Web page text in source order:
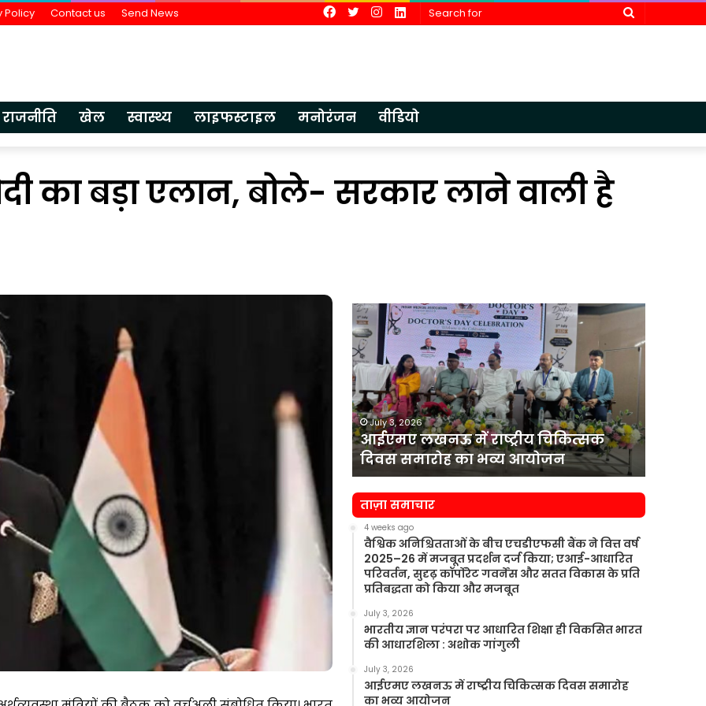
Policy Contact us Send News
Search
LinkedIn
Instagram
Twitter
Facebook
राजनीति खेल स्वास्थ्य लाइफस्टाइल मनोरंजन वीडियो
का बड़ा एलान, बोले- सरकार लाने वाली है
विकसित
आधारशिला
:
अशोक
गांगुली
July 3, 2026
भारतीय ज्ञान परंपरा पर आधारित शिक्षा ही
विकसित भारत की आधारशिला : अशोक
गांगुली
आईएमए
लखनऊ
में
राष्ट्रीय
चिकित्सक
दिवस
समारोह
का
भव्य
आयोजन
July 3, 2026
आईएमए लखनऊ में राष्ट्रीय चिकित्सक
दिवस समारोह का भव्य आयोजन
एचडीएफसी
पूर्व
को
पार्ट-
चेयरमैन
नियुक्त
किया
ताज़ा समाचार
4 weeks ago
वैश्विक अनिश्चितताओं के बीच एचडीएफसी बैंक ने वित्त वर्ष
2025–26 में मजबूत प्रदर्शन दर्ज किया; एआई-आधारित
परिवर्तन, सुदृढ़ कॉर्पोरेट गवर्नेंस और सतत विकास के प्रति
प्रतिबद्धता को किया और मजबूत
July 3, 2026
भारतीय ज्ञान परंपरा पर आधारित शिक्षा ही विकसित भारत
की आधारशिला : अशोक गांगुली
July 3, 2026
आईएमए लखनऊ में राष्ट्रीय चिकित्सक दिवस समारोह
का भव्य आयोजन